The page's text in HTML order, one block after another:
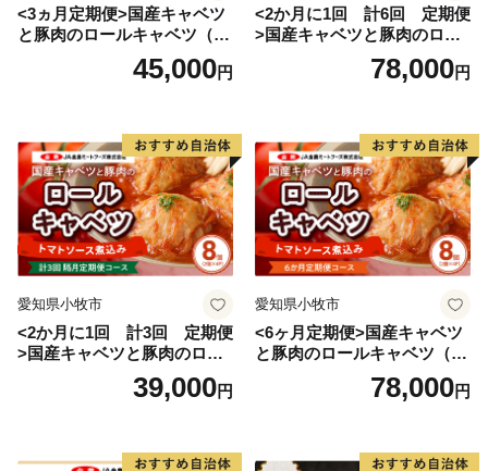
<3ヵ月定期便>国産キャベツ
と豚肉のロールキャベツ（6P
45,000円
<2か月に1回 計6回 定期便
>国産キャベツと豚肉のロー
ルキャベツ（4P入り）
78,000円
愛知県小牧市
<2か月に1回 計3回 定期便
>国産キャベツと豚肉のロー
ルキャベツ（4P入り）
39,000円
愛知県小牧市
<6ヶ月定期便>国産キャベツ
と豚肉のロールキャベツ（4P
78,000円